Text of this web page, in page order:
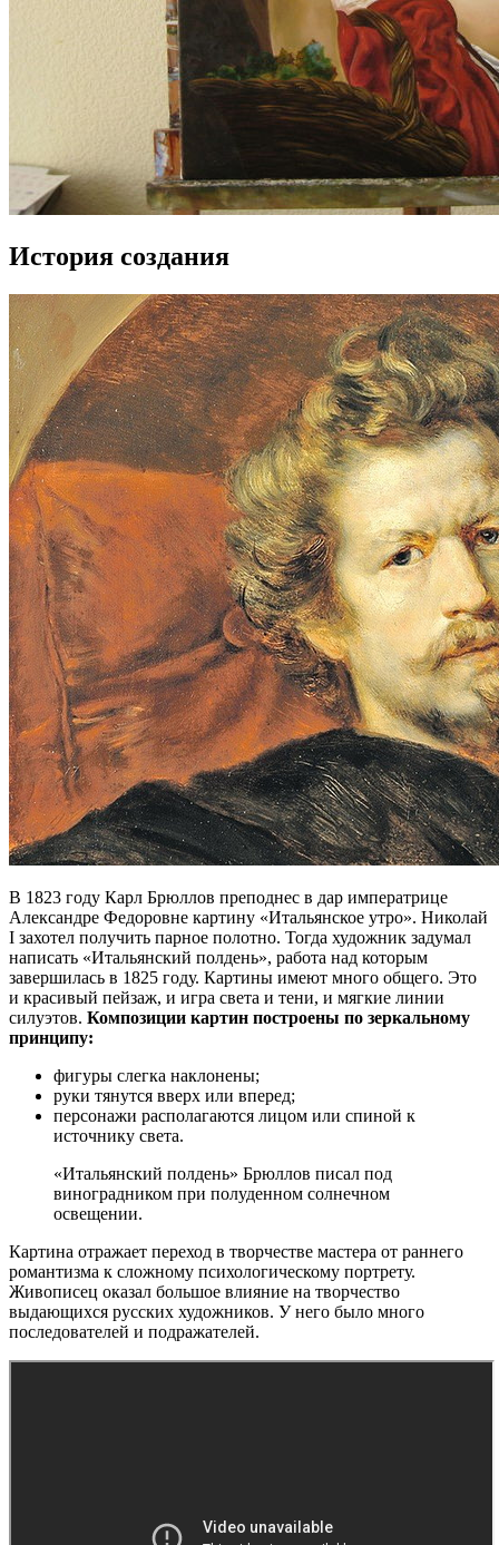
История создания
В 1823 году Карл Брюллов преподнес в дар императрице
Александре Федоровне картину «Итальянское утро». Николай
I захотел получить парное полотно. Тогда художник задумал
написать «Итальянский полдень», работа над которым
завершилась в 1825 году. Картины имеют много общего. Это
и красивый пейзаж, и игра света и тени, и мягкие линии
силуэтов. Композиции картин построены по зеркальному
принципу:
фигуры слегка наклонены;
руки тянутся вверх или вперед;
персонажи располагаются лицом или спиной к
источнику света.
«Итальянский полдень» Брюллов писал под
виноградником при полуденном солнечном
освещении.
Картина отражает переход в творчестве мастера от раннего
романтизма к сложному психологическому портрету.
Живописец оказал большое влияние на творчество
выдающихся русских художников. У него было много
последователей и подражателей.